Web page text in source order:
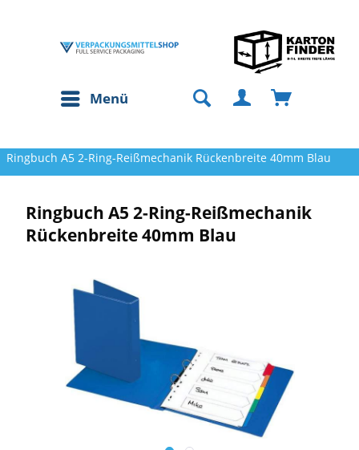
Menü
Ringbuch A5 2-Ring-Reißmechanik Rückenbreite 40mm Blau
Ringbuch A5 2-Ring-Reißmechanik
Rückenbreite 40mm Blau